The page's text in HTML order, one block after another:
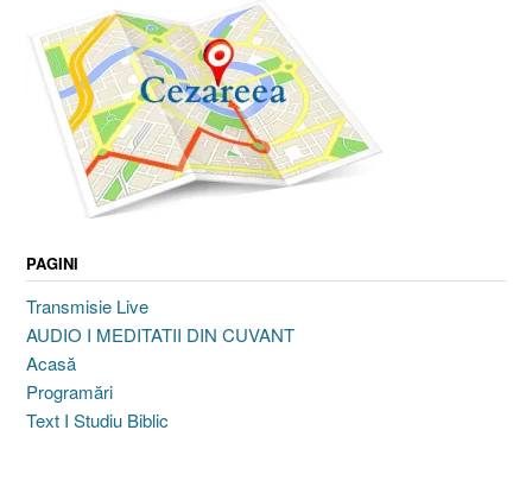
PAGINI
Transmisie Live
AUDIO I MEDITATII DIN CUVANT
Acasă
Programări
Text I Studiu Biblic